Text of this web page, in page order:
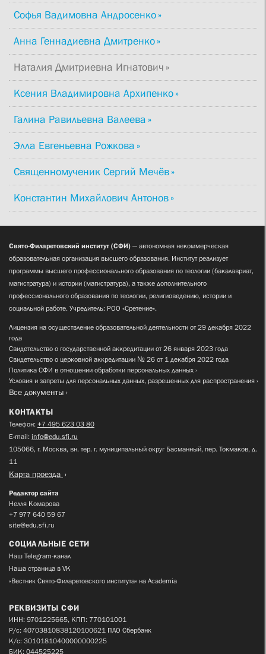
Софья Вадимовна Андросенко
Анна Геннадиевна Дмитренко
Наталия Дмитриевна Игнатович
Ксения Владимировна Архипенко
Галина Равильевна Валеева
Элла Евгеньевна Рожкова
Священномученик Сергий Мечёв
Константин Михайлович Антонов
Свято-Филаретовский институт (СФИ) — автономная некоммерческая
образовательная организация высшего образования. Институт реализует
программы высшего профессионального образования по теологии (бакалавриат,
магистратура) и истории (магистратура), а также дополнительного
профессионального образования по теологии, религиоведению, истории и
социальной работе. Учредитель: РОО «Сретение».
Лицензия на осуществление образовательной деятельности от 29 декабря 2022
года
Свидетельство о государственной аккредитации от 26 января 2023 года
Свидетельство о церковной аккредитации № 26 от 1 декабря 2022 года
Политика СФИ в отношении обработки персональных данных
Условия и запреты для персональных данных, разрешенных для распространения
Все документы
КОНТАКТЫ
Телефон: +7 495 623 03 80
E-mail: info@edu.sfi.ru
105066, г. Москва, вн. тер. г. муниципальный округ Басманный, пер. Токмаков, д.
11
Карта проезда
Редактор сайта
Нелля Комарова
+7 977 640 59 67
site@edu.sfi.ru
СОЦИАЛЬНЫЕ СЕТИ
Наш Telegram-канал
Наша страница в VK
«Вестник Свято-Филаретовского института» на Academia
РЕКВИЗИТЫ СФИ
ИНН: 9701225665, КПП: 770101001
Р/с: 40703810838120100621 ПАО Сбербанк
К/с: 30101810400000000225
БИК: 044525225